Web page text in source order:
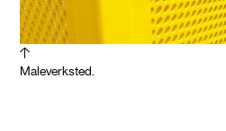
Maleverksted.